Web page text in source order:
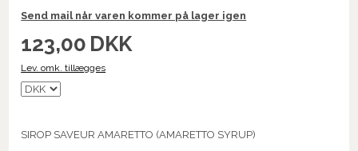
Send mail når varen kommer på lager igen
123,00 DKK
Lev. omk. tillægges
SIROP SAVEUR AMARETTO (AMARETTO SYRUP)